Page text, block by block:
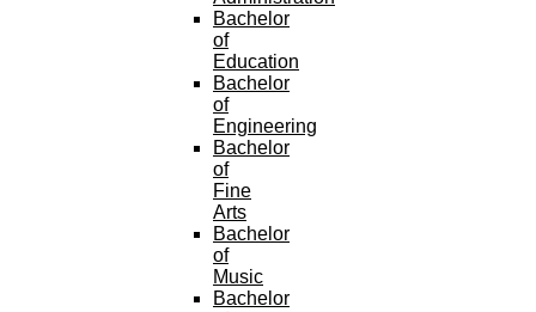
Bachelor
of
Education
Bachelor
of
Engineering
Bachelor
of
Fine
Arts
Bachelor
of
Music
Bachelor